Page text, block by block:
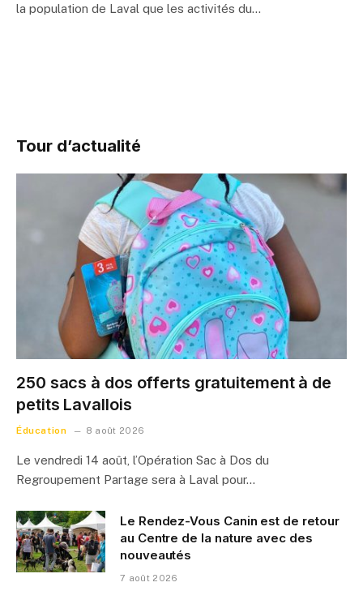
la population de Laval que les activités du…
Tour d’actualité
250 sacs à dos offerts gratuitement à de
petits Lavallois
Éducation 8 août 2026
Le vendredi 14 août, l’Opération Sac à Dos du
Regroupement Partage sera à Laval pour…
Le Rendez-Vous Canin est de retour
au Centre de la nature avec des
nouveautés
7 août 2026